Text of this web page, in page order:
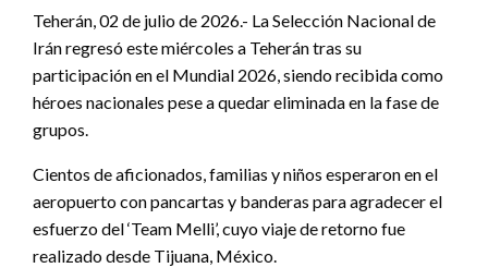
Teherán, 02 de julio de 2026.- La Selección Nacional de
Irán regresó este miércoles a Teherán tras su
participación en el Mundial 2026, siendo recibida como
héroes nacionales pese a quedar eliminada en la fase de
grupos.
Cientos de aficionados, familias y niños esperaron en el
aeropuerto con pancartas y banderas para agradecer el
esfuerzo del ‘Team Melli’, cuyo viaje de retorno fue
realizado desde Tijuana, México.